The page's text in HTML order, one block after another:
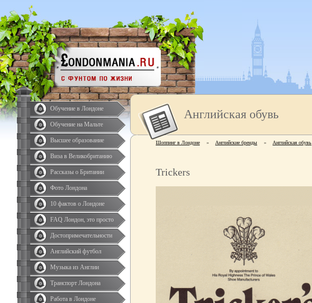
Обучение в Лондоне
Обучение на Мальте
Высшее образование
Виза в Великобританию
Рассказы о Британии
Фото Лондона
10 фактов о Лондоне
FAQ Лондон, это просто
Достопримечательности
Английский футбол
Музыка из Англии
Транспорт Лондона
Работа в Лондоне
Английская обувь
Шоппинг в Лондоне » Английские бренды » Английская обувь
Trickers